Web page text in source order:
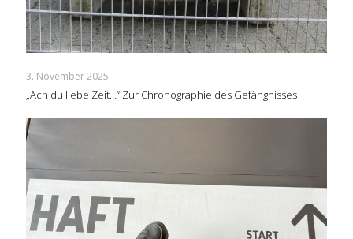
3. November 2025
„Ach du liebe Zeit…“ Zur Chronographie des Gefängnisses